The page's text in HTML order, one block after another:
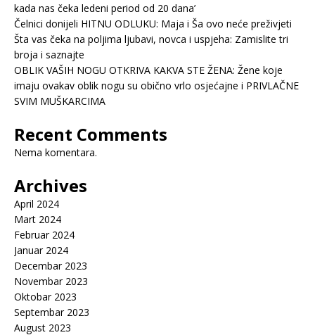
kada nas čeka ledeni period od 20 dana’
Čelnici donijeli HITNU ODLUKU: Maja i Ša ovo neće preživjeti
Šta vas čeka na poljima ljubavi, novca i uspjeha: Zamislite tri
broja i saznajte
OBLIK VAŠIH NOGU OTKRIVA KAKVA STE ŽENA: Žene koje
imaju ovakav oblik nogu su obično vrlo osjećajne i PRIVLAČNE
SVIM MUŠKARCIMA
Recent Comments
Nema komentara.
Archives
April 2024
Mart 2024
Februar 2024
Januar 2024
Decembar 2023
Novembar 2023
Oktobar 2023
Septembar 2023
August 2023